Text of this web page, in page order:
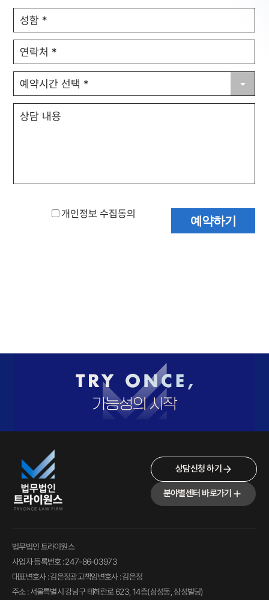
개인정보 수집동의
상담신청 하기
분야별센터 바로가기
법무법인 트라이원스
사업자 등록번호 : 247-86-03973
대표변호사 : 김은정광고책임변호사 : 김은정
주소 : 서울특별시 강남구 테헤란로 623, 14층(삼성동, 삼성빌딩)